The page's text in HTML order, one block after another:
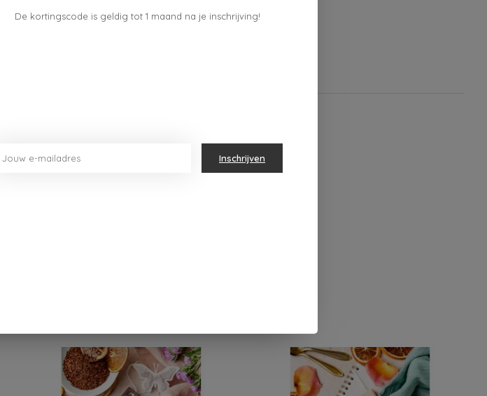
De kortingscode is geldig tot 1 maand na je inschrijving!
Inschrijven